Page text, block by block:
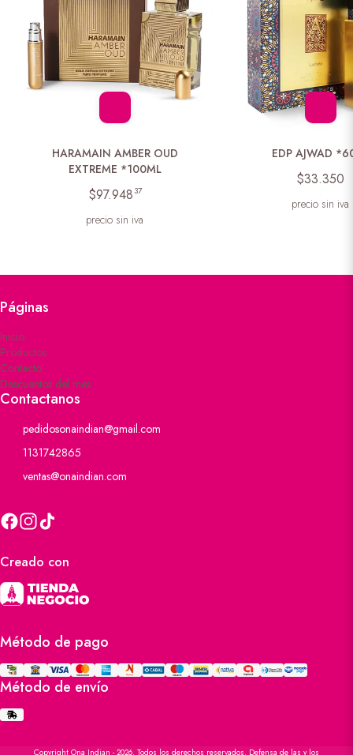
HARAMAIN AMBER OUD
EXTREME *100ML
$97.948 37
precio sin iva
EDP AJWAD
$33.350
precio sin iva
Páginas
Inicio
Productos
Contacto
Descuentos del mes
Contactanos
pedidosonaindian@gmail.com
1131742865
ventas@onaindian.com
Creado con
Método de pago
Método de envío
Copyright Ona Indian - 2026. Todos los derechos reservados. Defensa de las y los